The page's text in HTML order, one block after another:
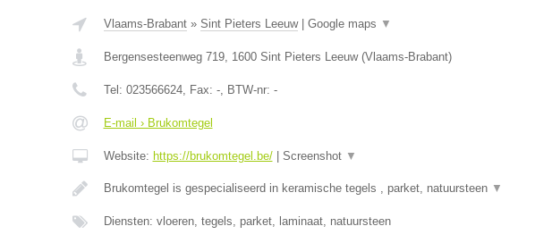
Vlaams-Brabant» Sint Pieters Leeuw| Google maps ▼
Bergensesteenweg 719, 1600 Sint Pieters Leeuw(Vlaams-Brabant)
Tel: 023566624, Fax: -, BTW-nr: -
E-mail › Brukomtegel
Website: https://brukomtegel.be/| Screenshot ▼
Brukomtegel is gespecialiseerd in keramische tegels , parket, natuursteen ▼
Diensten: vloeren, tegels, parket, laminaat, natuursteen